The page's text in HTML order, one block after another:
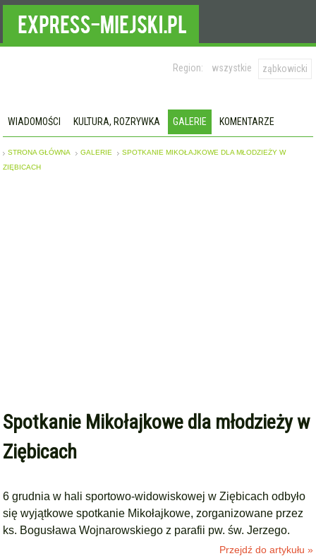
Region: wszystkie ząbkowicki
WIADOMOŚCI KULTURA, ROZRYWKA GALERIE KOMENTARZE
STRONA GŁÓWNA GALERIE
SPOTKANIE MIKOŁAJKOWE DLA MŁODZIEŻY W
ZIĘBICACH
Spotkanie Mikołajkowe dla młodzieży w
Ziębicach
6 grudnia w hali sportowo-widowiskowej w Ziębicach odbyło
się wyjątkowe spotkanie Mikołajkowe, zorganizowane przez
ks. Bogusława Wojnarowskiego z parafii pw. św. Jerzego.
Przejdź do artykułu »